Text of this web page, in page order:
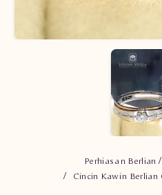
Perhiasan Berlian
Cincin Kawin Berlian